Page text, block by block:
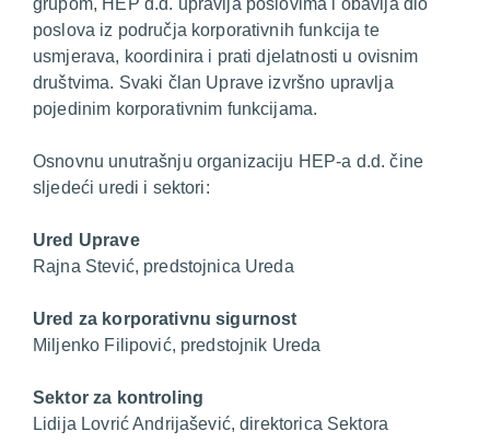
poslova iz područja korporativnih funkcija te
usmjerava, koordinira i prati djelatnosti u ovisnim
društvima. Svaki član Uprave izvršno upravlja
pojedinim korporativnim funkcijama.
Osnovnu unutrašnju organizaciju HEP-a d.d. čine
sljedeći uredi i sektori:
Ured Uprave
Rajna Stević, predstojnica Ureda
Ured za korporativnu sigurnost
Miljenko Filipović, predstojnik Ureda
Sektor za kontroling
Lidija Lovrić Andrijašević, direktorica Sektora